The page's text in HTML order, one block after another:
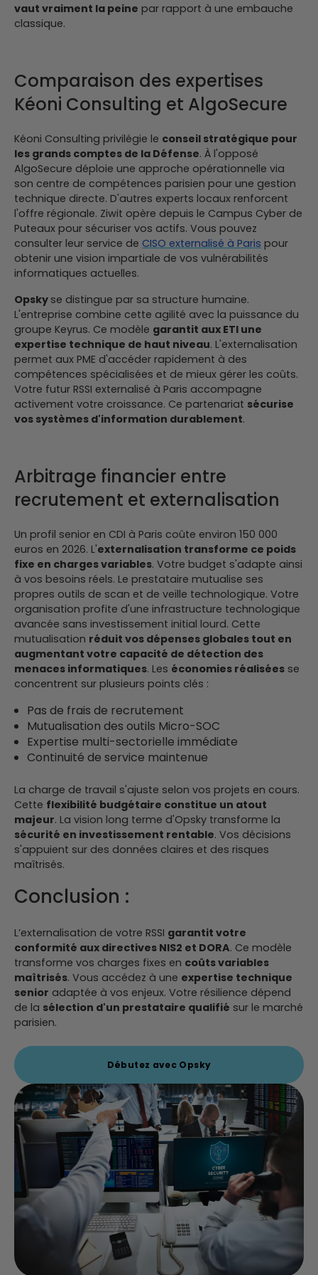
vaut vraiment la peine par rapport à une embauche
classique.
Comparaison des expertises
Kéoni Consulting et AlgoSecure
Kéoni Consulting privilégie le conseil stratégique pour
les grands comptes de la Défense. À l'opposé
AlgoSecure déploie une approche opérationnelle via
son centre de compétences parisien pour une gestion
technique directe. D'autres experts locaux renforcent
l'offre régionale. Ziwit opère depuis le Campus Cyber de
Puteaux pour sécuriser vos actifs. Vous pouvez
consulter leur service de CISO externalisé à Paris pour
obtenir une vision impartiale de vos vulnérabilités
informatiques actuelles.
Opsky se distingue par sa structure humaine.
L'entreprise combine cette agilité avec la puissance du
groupe Keyrus. Ce modèle garantit aux ETI une
expertise technique de haut niveau. L'externalisation
permet aux PME d'accéder rapidement à des
compétences spécialisées et de mieux gérer les coûts.
Votre futur RSSI externalisé à Paris accompagne
activement votre croissance. Ce partenariat sécurise
vos systèmes d'information durablement.
Arbitrage financier entre
recrutement et externalisation
Un profil senior en CDI à Paris coûte environ 150 000
euros en 2026. L'externalisation transforme ce poids
fixe en charges variables. Votre budget s'adapte ainsi
à vos besoins réels. Le prestataire mutualise ses
propres outils de scan et de veille technologique. Votre
organisation profite d'une infrastructure technologique
avancée sans investissement initial lourd. Cette
mutualisation réduit vos dépenses globales tout en
augmentant votre capacité de détection des
menaces informatiques. Les économies réalisées se
concentrent sur plusieurs points clés :
Pas de frais de recrutement
Mutualisation des outils Micro-SOC
Expertise multi-sectorielle immédiate
Continuité de service maintenue
La charge de travail s'ajuste selon vos projets en cours.
Cette flexibilité budgétaire constitue un atout
majeur. La vision long terme d'Opsky transforme la
sécurité en investissement rentable. Vos décisions
s'appuient sur des données claires et des risques
maîtrisés.
Conclusion :
L’externalisation de votre RSSI garantit votre
conformité aux directives NIS2 et DORA. Ce modèle
transforme vos charges fixes en coûts variables
maîtrisés. Vous accédez à une expertise technique
senior adaptée à vos enjeux. Votre résilience dépend
de la sélection d'un prestataire qualifié sur le marché
parisien.
Débutez avec Opsky